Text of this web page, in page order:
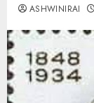
ASHWINIRAI